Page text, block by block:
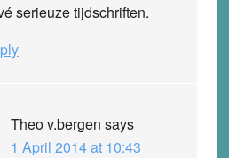
serieuze tijdschriften.
Theo v.bergen says
1 April 2014 at 10:43